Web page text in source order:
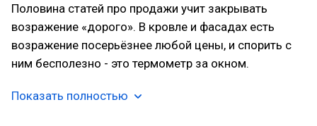
Половина статей про продажи учит закрывать
возражение «дорого». В кровле и фасадах есть
возражение посерьёзнее любой цены, и спорить с
ним бесполезно - это термометр за окном.
Показать полностью